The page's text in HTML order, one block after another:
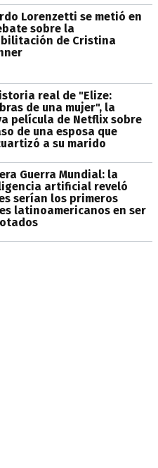
Lorenzetti se metió en
sobre la
de Cristina
real de "Elize:
de una mujer", la
película de Netflix sobre
de una esposa que
a su marido
Guerra Mundial: la
artificial reveló
serían los primeros
latinoamericanos en ser